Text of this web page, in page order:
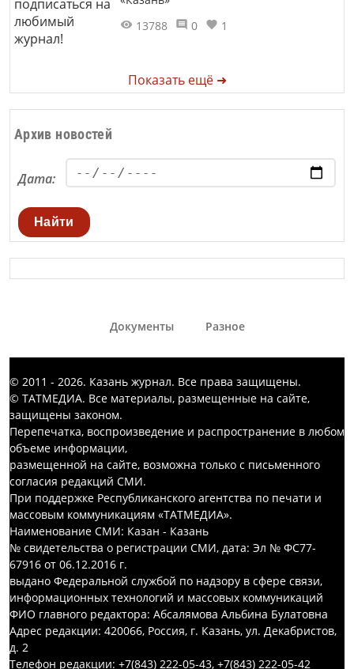
13788
0 1
Показать ещё ➜
Архив новостей
Дата:
Найти
Документы Разное
© 2011 - 2026. Казань журнал. Все права защищены.
© ТАТМЕДИА. Все материалы, размещенные на сайте,
защищены законом.
Перепечатка, воспроизведение и распространение в любом
объеме информации,
размещенной на сайте, возможна только с письменного
согласия редакций СМИ.
При поддержке Республиканского агентства по печати и
массовым коммуникациям «ТАТМЕДИА».
Наименование СМИ: Казан - Казань
№ свидетельства о регистрации СМИ, дата: Эл № ФС77-
67916 от 06.12.2016 г.
выдано Федеральной службой по надзору в сфере связи,
информационных технологий и массовых коммуникаций
ФИО главного редактора: Абсалямова Альбина Булатовна
Адрес редакции: 420066, Россия, г. Казань, ул. Декабристов,
д. 2
Телефон редакции: +7(843) 222-05-43, +7(843) 222-05-42